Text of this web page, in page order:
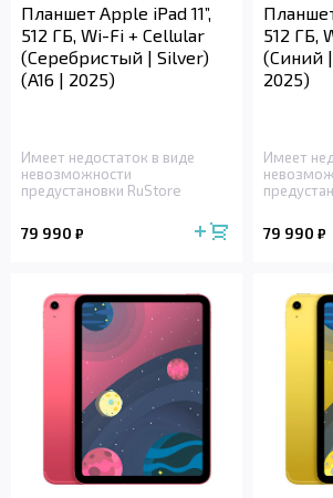
Планшет Apple iPad 11”,
512 ГБ, Wi-Fi + Cellular
(Серебристый | Silver)
(A16 | 2025)
Имеет недостаток в виде
невозможности
предустановки RuStore
79 990 ₽
512 ГБ,
(Синий |
2025)
Имеет
79 990 ₽